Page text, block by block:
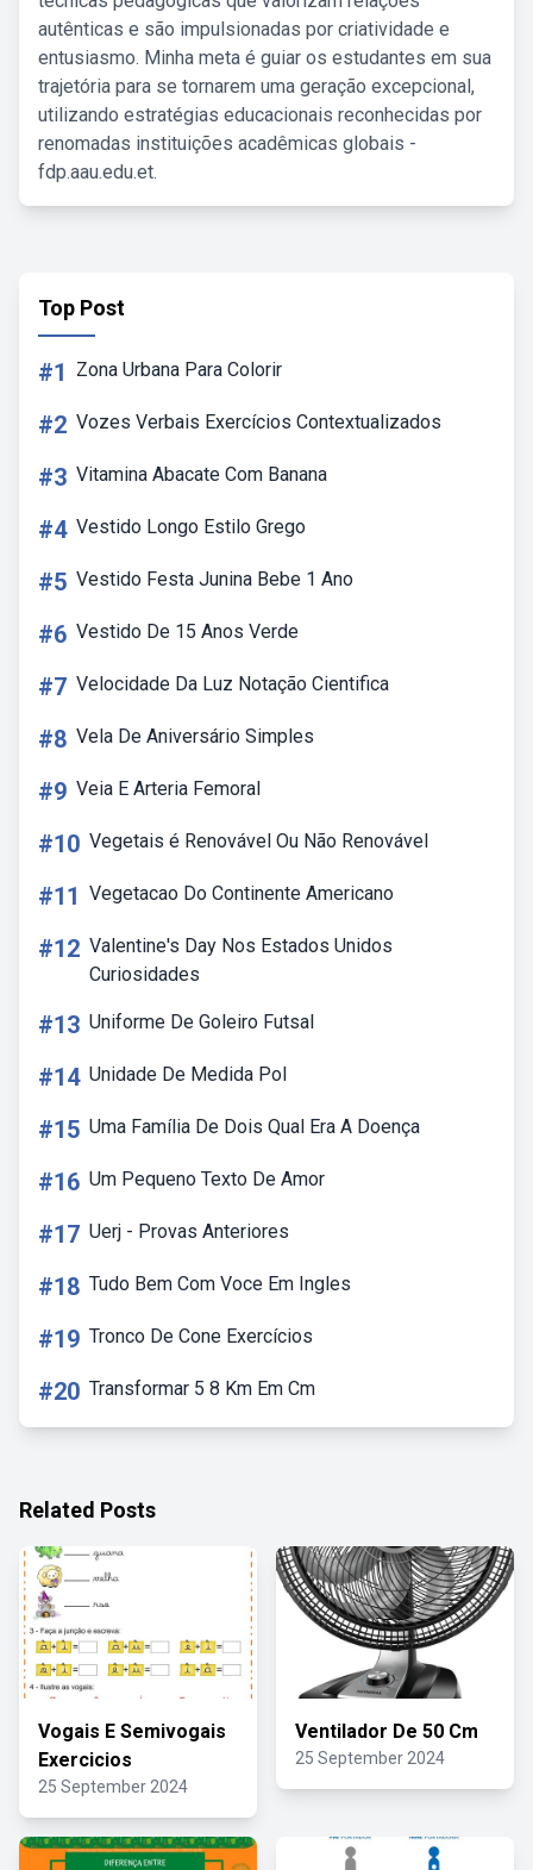
autênticas e são impulsionadas por criatividade e
entusiasmo. Minha meta é guiar os estudantes em sua
trajetória para se tornarem uma geração excepcional,
utilizando estratégias educacionais reconhecidas por
renomadas instituições acadêmicas globais -
fdp.aau.edu.et.
Top Post
#1 Zona Urbana Para Colorir
#2 Vozes Verbais Exercícios Contextualizados
#3 Vitamina Abacate Com Banana
#4 Vestido Longo Estilo Grego
#5 Vestido Festa Junina Bebe 1 Ano
#6 Vestido De 15 Anos Verde
#7 Velocidade Da Luz Notação Cientifica
#8 Vela De Aniversário Simples
#9 Veia E Arteria Femoral
#10 Vegetais é Renovável Ou Não Renovável
#11 Vegetacao Do Continente Americano
#12 Valentine's Day Nos Estados Unidos
Curiosidades
#13 Uniforme De Goleiro Futsal
#14 Unidade De Medida Pol
#15 Uma Família De Dois Qual Era A Doença
#16 Um Pequeno Texto De Amor
#17 Uerj - Provas Anteriores
#18 Tudo Bem Com Voce Em Ingles
#19 Tronco De Cone Exercícios
#20 Transformar 5 8 Km Em Cm
Related Posts
Vogais E Semivogais
Exercicios
25 September 2024
Ventilador De 50 Cm
25 September 2024